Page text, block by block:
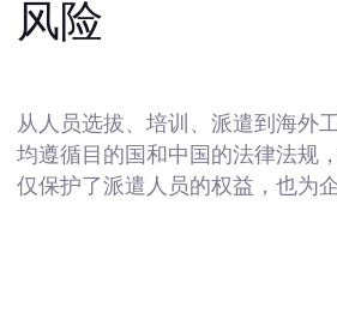
风险
从人员选拔、培训、派遣到海外
均遵循目的国和中国的法律法规
仅保护了派遣人员的权益，也为